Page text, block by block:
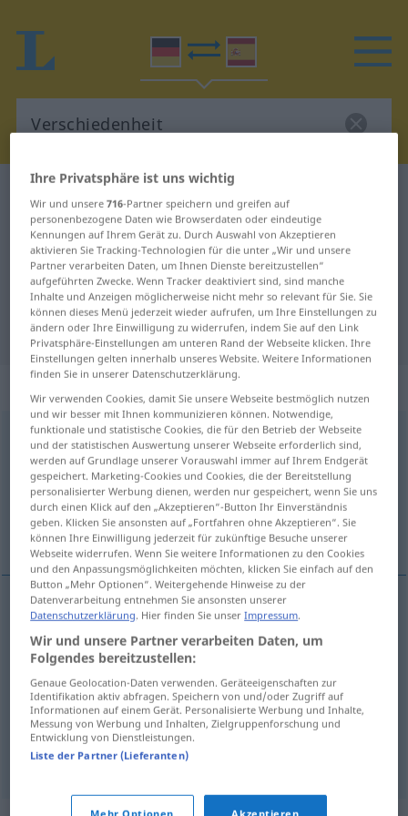
Deutsch-Spanisch Übersetzung für
"Verschiedenheit"
"Verschiedenheit" Spanisch
Übersetzung
„Verschiedenheit“: Femininum
Verschiedenheitf <Verschiedenheit;Verschiedenheiten
Übersicht aller Übersetzungen
(Für mehr Details die Übersetzung anklicken/antippen)
diferencia, variedad, divergencia, diversidad
diferenciaf Verschiedenheit
variedadf Verschiedenheit
diversidadf Verschiedenheit (≈ Vielfältigkeit)
divergenciaf Verschiedenheit
Ihre Privatsphäre ist uns wichtig
Wir und unsere716-Partner speichern und greifen auf
personenbezogene Daten wie Browserdaten oder eindeutige
Kennungen auf Ihrem Gerät zu. Durch Auswahl von Akzeptieren
aktivieren Sie Tracking-Technologien für die unter „Wir und unsere
Partner verarbeiten Daten, um Ihnen Dienste bereitzustellen“
aufgeführten Zwecke. Wenn Tracker deaktiviert sind, sind manche
Inhalte und Anzeigen möglicherweise nicht mehr so relevant für Sie. Sie
können dieses Menü jederzeit wieder aufrufen, um Ihre Einstellungen zu
ändern oder Ihre Einwilligung zu widerrufen, indem Sie auf den Link
Privatsphäre-Einstellungen am unteren Rand der Webseite klicken. Ihre
Einstellungen gelten innerhalb unseres Website. Weitere Informationen
finden Sie in unserer Datenschutzerklärung.
Wir verwenden Cookies, damit Sie unsere Webseite bestmöglich nutzen
und wir besser mit Ihnen kommunizieren können. Notwendige,
funktionale und statistische Cookies, die für den Betrieb der Webseite
und der statistischen Auswertung unserer Webseite erforderlich sind,
werden auf Grundlage unserer Vorauswahl immer auf Ihrem Endgerät
gespeichert. Marketing-Cookies und Cookies, die der Bereitstellung
personalisierter Werbung dienen, werden nur gespeichert, wenn Sie uns
durch einen Klick auf den „Akzeptieren“-Button Ihr Einverständnis
geben. Klicken Sie ansonsten auf „Fortfahren ohne Akzeptieren“. Sie
können Ihre Einwilligung jederzeit für zukünftige Besuche unserer
Webseite widerrufen. Wenn Sie weitere Informationen zu den Cookies
und den Anpassungsmöglichkeiten möchten, klicken Sie einfach auf den
Button „Mehr Optionen“. Weitergehende Hinweise zu der
Datenverarbeitung entnehmen Sie ansonsten unserer
Datenschutzerklärung. Hier finden Sie unserImpressum.
Wir und unsere Partner verarbeiten Daten, um
Folgendes bereitzustellen:
Genaue Geolocation-Daten verwenden. Geräteeigenschaften zur
Identifikation aktiv abfragen. Speichern von und/oder Zugriff auf
Informationen auf einem Gerät. Personalisierte Werbung und Inhalte,
Messung von Werbung und Inhalten, Zielgruppenforschung und
Entwicklung von Dienstleistungen.
Liste der Partner (Lieferanten)